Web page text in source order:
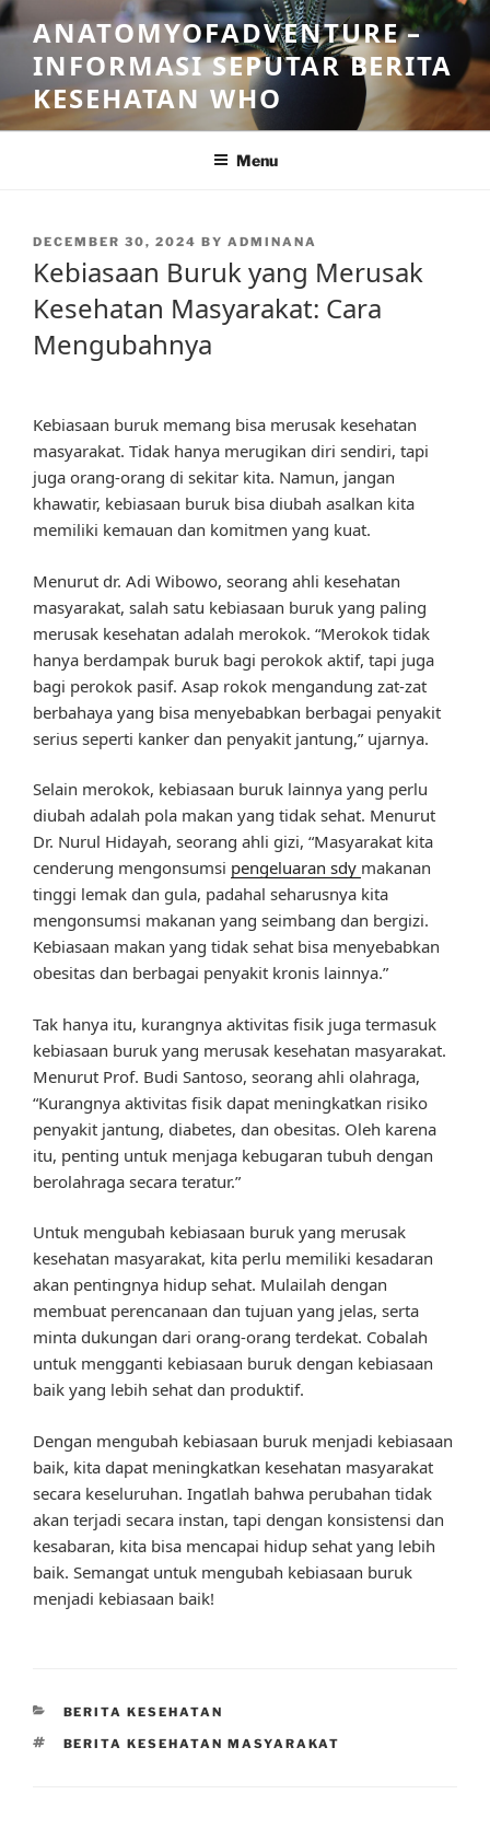
Skip
to
content
ANATOMYOFADVENTURE –
INFORMASI SEPUTAR BERITA
KESEHATAN WHO
Menu
POSTED
DECEMBER 30, 2024 BY ADMINANA
Kebiasaan Buruk yang Merusak
Kesehatan Masyarakat: Cara
Mengubahnya
Kebiasaan buruk memang bisa merusak kesehatan
masyarakat. Tidak hanya merugikan diri sendiri, tapi
juga orang-orang di sekitar kita. Namun, jangan
khawatir, kebiasaan buruk bisa diubah asalkan kita
memiliki kemauan dan komitmen yang kuat.
Menurut dr. Adi Wibowo, seorang ahli kesehatan
masyarakat, salah satu kebiasaan buruk yang paling
merusak kesehatan adalah merokok. “Merokok tidak
hanya berdampak buruk bagi perokok aktif, tapi juga
bagi perokok pasif. Asap rokok mengandung zat-zat
berbahaya yang bisa menyebabkan berbagai penyakit
serius seperti kanker dan penyakit jantung,” ujarnya.
Selain merokok, kebiasaan buruk lainnya yang perlu
diubah adalah pola makan yang tidak sehat. Menurut
Dr. Nurul Hidayah, seorang ahli gizi, “Masyarakat kita
cenderung mengonsumsi pengeluaran sdy makanan
tinggi lemak dan gula, padahal seharusnya kita
mengonsumsi makanan yang seimbang dan bergizi.
Kebiasaan makan yang tidak sehat bisa menyebabkan
obesitas dan berbagai penyakit kronis lainnya.”
Tak hanya itu, kurangnya aktivitas fisik juga termasuk
kebiasaan buruk yang merusak kesehatan masyarakat.
Menurut Prof. Budi Santoso, seorang ahli olahraga,
“Kurangnya aktivitas fisik dapat meningkatkan risiko
penyakit jantung, diabetes, dan obesitas. Oleh karena
itu, penting untuk menjaga kebugaran tubuh dengan
berolahraga secara teratur.”
Untuk mengubah kebiasaan buruk yang merusak
kesehatan masyarakat, kita perlu memiliki kesadaran
akan pentingnya hidup sehat. Mulailah dengan
membuat perencanaan dan tujuan yang jelas, serta
minta dukungan dari orang-orang terdekat. Cobalah
untuk mengganti kebiasaan buruk dengan kebiasaan
baik yang lebih sehat dan produktif.
Dengan mengubah kebiasaan buruk menjadi kebiasaan
baik, kita dapat meningkatkan kesehatan masyarakat
secara keseluruhan. Ingatlah bahwa perubahan tidak
akan terjadi secara instan, tapi dengan konsistensi dan
kesabaran, kita bisa mencapai hidup sehat yang lebih
baik. Semangat untuk mengubah kebiasaan buruk
menjadi kebiasaan baik!
CATEGORIES
BERITA KESEHATAN
TAGS
BERITA KESEHATAN MASYARAKAT